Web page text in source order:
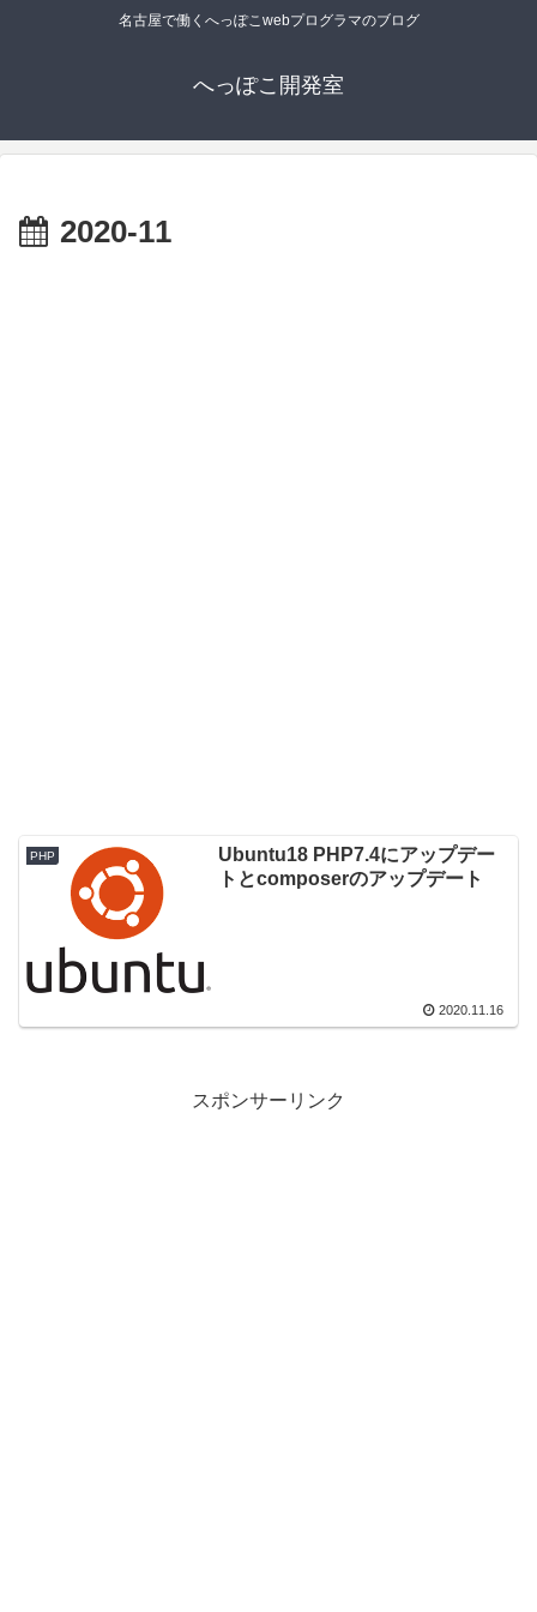
名古屋で働くへっぽこwebプログラマのブログ
へっぽこ開発室
2020-11
PHP
Ubuntu18 PHP7.4にアップデー
トとcomposerのアップデート
2020.11.16
スポンサーリンク